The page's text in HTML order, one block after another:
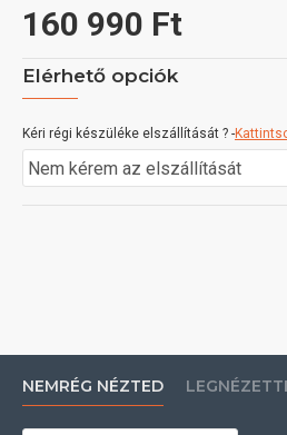
160 990 Ft
Elérhető opciók
Kéri régi készüléke elszállítását ? -
NEMRÉG NÉZTED